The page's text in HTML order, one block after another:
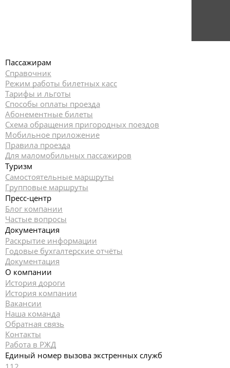
Пассажирам
Справочник
Режим работы билетных касс
Тарифы и льготы
Способы оплаты проезда
Абонементные билеты
Схема обращения пригородных поездов
Мобильное приложение
Правила проезда
Для маломобильных пассажиров
Туризм
Самостоятельные маршруты
Групповые маршруты
Пресс-центр
Блог компании
Частые вопросы
Документация
Раскрытие информации
Годовые бухгалтерские отчёты
Документация
О компании
История дороги
История компании
Вакансии
Наша команда
Обратная связь
Контакты
Работа в РЖД
Единый номер вызова экстренных служб